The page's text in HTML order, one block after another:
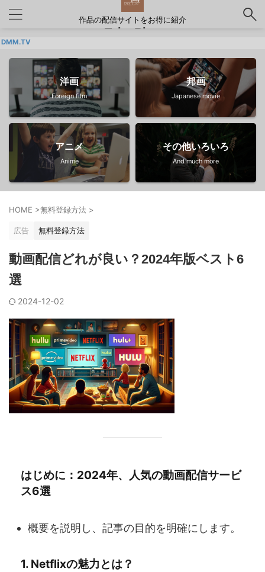
作品の配信サイトをお得に紹介
Taka Blog
洋画
Foreign film
邦画
Japanese movie
アニメ
Anime
その他いろいろ
And much more
HOME >無料登録方法 >
広告 無料登録方法
動画配信どれが良い？2024年版ベスト6
選
2024-12-02
はじめに：2024年、人気の動画配信サービ
ス6選
概要を説明し、記事の目的を明確にします。
1. Netflixの魅力とは？